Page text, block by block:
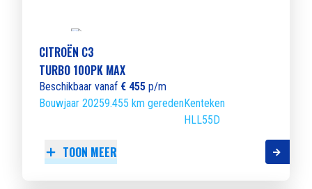
CITROËN C3
TURBO 100PK MAX
Beschikbaar vanaf € 455 p/m
Bouwjaar 20259.455 km geredenKenteken
HLL55D
TOON MEER